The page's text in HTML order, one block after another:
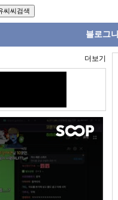
블로그
더보기